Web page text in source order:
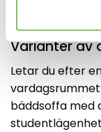
Varianter av
Letar du efter
bäddsoffa med